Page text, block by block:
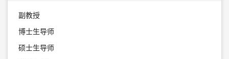
副教授
博士生导师
硕士生导师